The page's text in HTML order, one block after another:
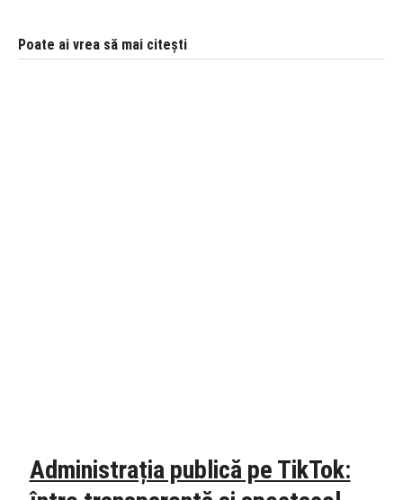
Poate ai vrea să mai citești
Administrația publică pe TikTok: